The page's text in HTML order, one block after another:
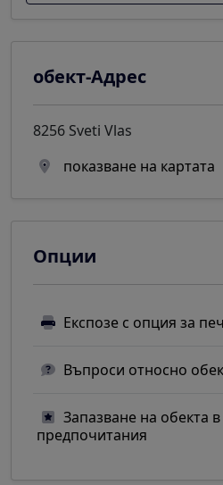
обект-Адрес
8256 Sveti Vlas
показване на картата
Опции
Експозе с опция за
Въпроси относно
Запазване на обекта
предпочитания